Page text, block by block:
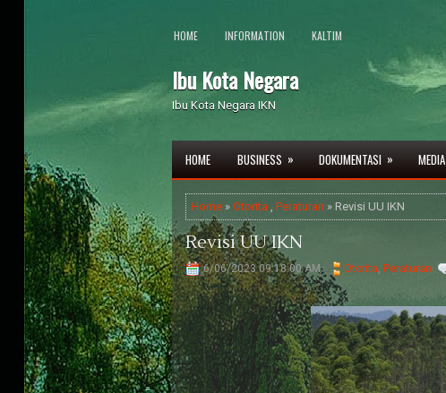
HOME INFORMATION KALTIM
Ibu Kota Negara
Ibu Kota Negara IKN
HOME BUSINESS » DOKUMENTASI » MEDIA
Home » Otorita , Peraturan » Revisi UU IKN
Revisi UU IKN
6/06/2023 09:18:00 AM Otorita, Peraturan